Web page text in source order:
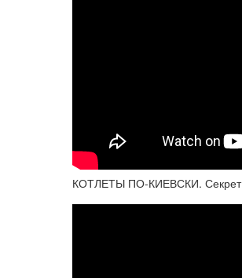
КОТЛЕТЫ ПО-КИЕВСКИ. Секреты